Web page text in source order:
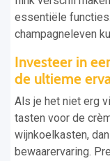
essentiële
champagneleven
Investeer in
de ultieme
Als je het niet erg
tasten voor de
wijnkoelkasten,
bewaarervaring.